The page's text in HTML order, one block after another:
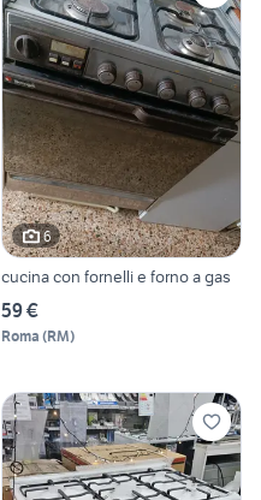
6
cucina con fornelli e forno a gas
59 €
Roma (RM)